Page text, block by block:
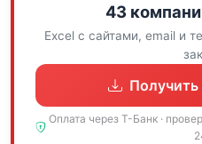
43
Excel с сайтами, email и
Получить
Оплата через Т-Банк ·